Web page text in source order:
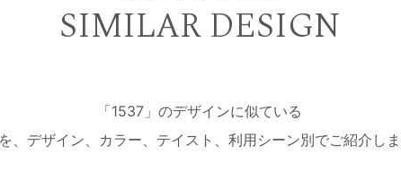
SIMILAR DESIGN
「1537」のデザインに似ている
、デザイン、カラー、テイスト、利用シーン別でご紹介し